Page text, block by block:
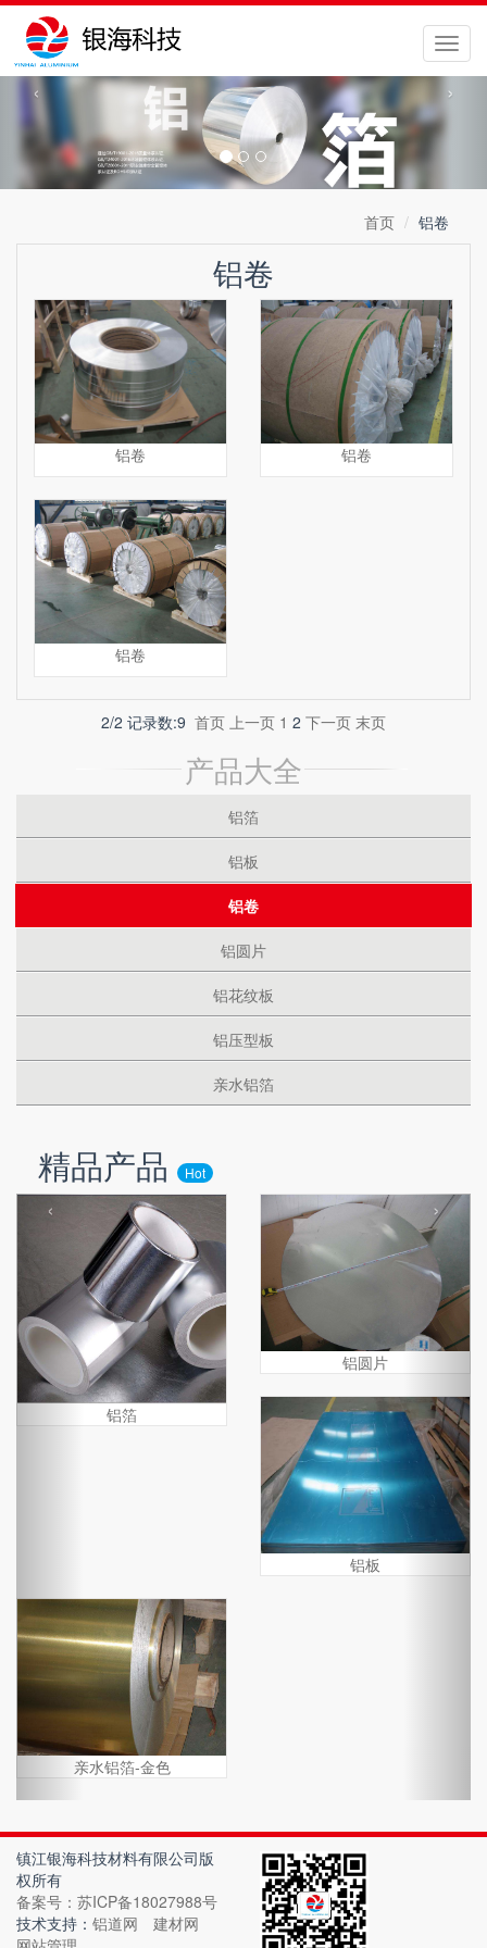
切
换
导
‹ ›
首页 铝卷
铝卷
铝卷 铝卷
铝卷
2/2 记录数:9 首页 上一页 1 2 下一页 末页
产品大全
铝箔
铝板
铝卷
铝圆片
铝花纹板
铝压型板
亲水铝箔
精品产品 Hot
铝箔
铝圆片
铝板
亲水铝箔-金色
‹ ›
镇江银海科技材料有限公司版
权所有
备案号：苏ICP备18027988号
技术支持： 铝道网
建材网